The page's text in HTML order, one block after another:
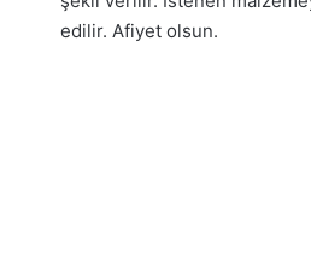
edilir. Afiyet olsun.